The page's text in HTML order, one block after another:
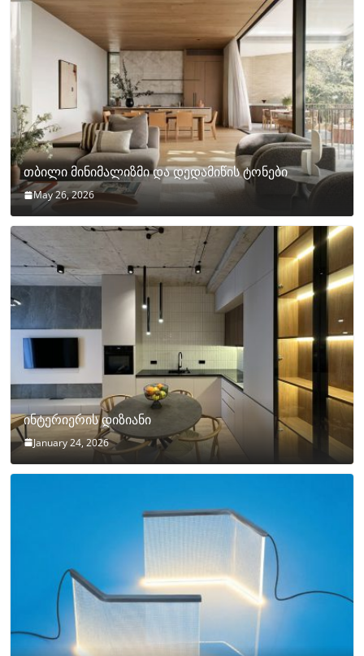
თბილი მინიმალიზმი და დედამიწის ტონები
May 26, 2026
ინტერიერის დიზიანი
January 24, 2026